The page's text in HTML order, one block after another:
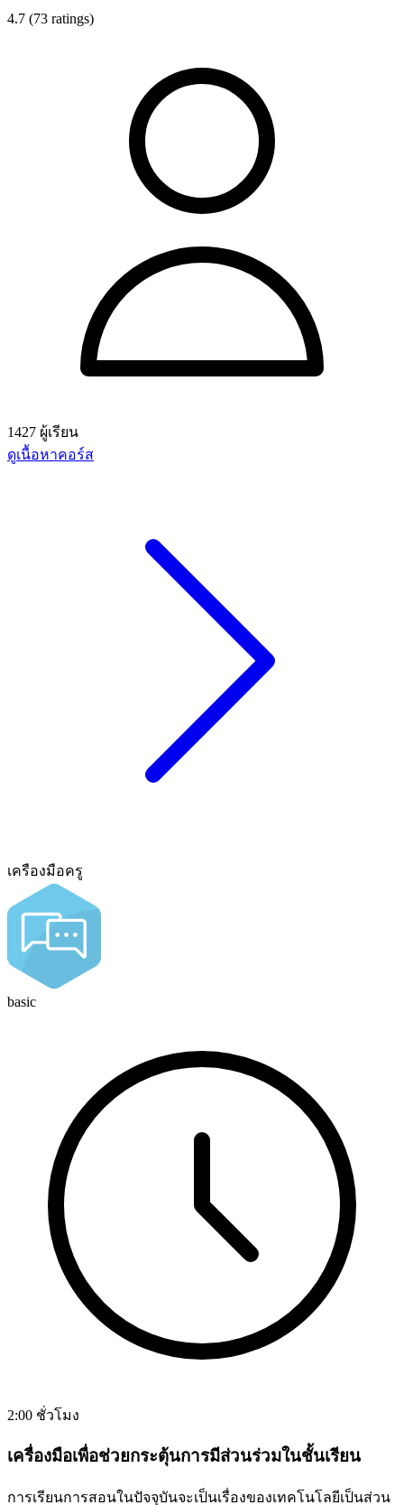
4.7 (73 ratings)
1427 ผู้เรียน
ดูเนื้อหาคอร์ส
เครืองมือครู
basic
2:00 ชั่วโมง
เครื่องมือเพื่อช่วยกระตุ้นการมีส่วนร่วมในชั้นเรียน
การเรียนการสอนในปัจจุบันจะเป็นเรื่องของเทคโนโลยีเป็นส่วน